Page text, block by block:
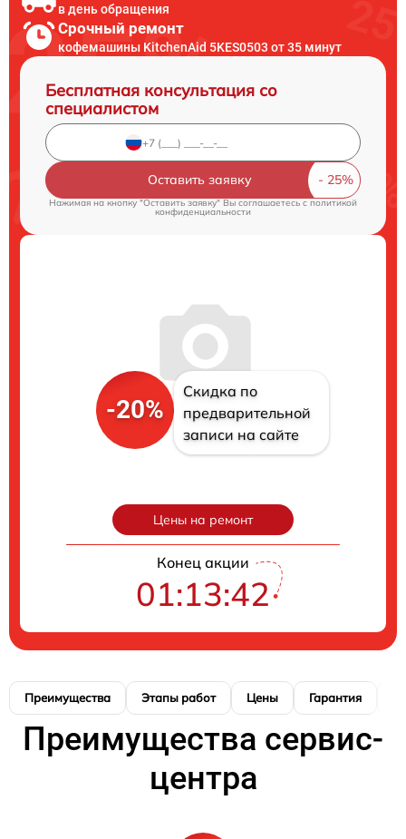
в день обращения
Срочный ремонт
кофемашины KitchenAid 5KES0503 от 35 минут
Бесплатная консультация со
специалистом
Оставить заявку
Нажимая на кнопку "Оставить заявку" Вы соглашаетесь cполитикой
конфиденциальности
-20%
Скидка по
предварительной
записи на сайте
Цены на ремонт
Конец акции
01:13:41
Преимущества Этапы работ Цены Гарантия
Преимущества сервис-
центра